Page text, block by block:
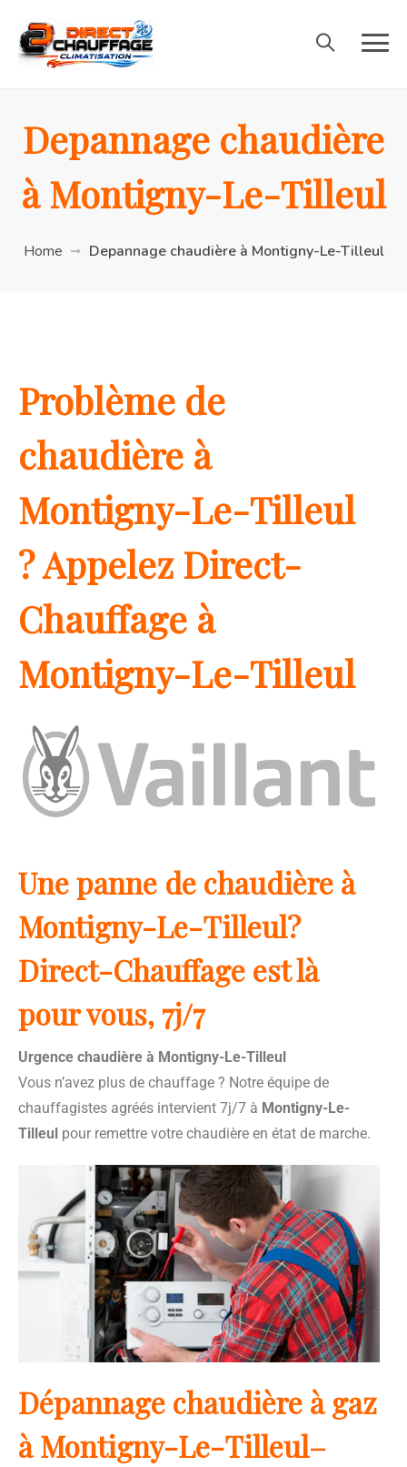
Depannage chaudière
à Montigny-Le-Tilleul
Home Depannage chaudière à Montigny-Le-Tilleul
Problème de
chaudière à
Montigny-Le-Tilleul
? Appelez Direct-
Chauffage à
Montigny-Le-Tilleul
Une panne de chaudière à
Montigny-Le-Tilleul?
Direct-Chauffage est là
pour vous, 7j/7
Urgence chaudière à Montigny-Le-Tilleul
Vous n’avez plus de chauffage ? Notre équipe de
chauffagistes agréés intervient 7j/7 à Montigny-Le-
Tilleul pour remettre votre chaudière en état de marche.
Dépannage chaudière à gaz
à Montigny-Le-Tilleul–